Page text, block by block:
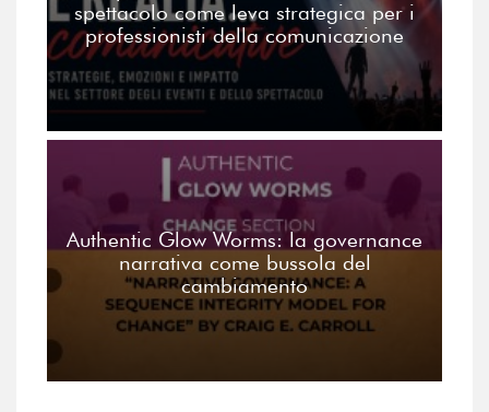
spettacolo come leva strategica per i
professionisti della comunicazione
Authentic Glow Worms: la governance
narrativa come bussola del
cambiamento